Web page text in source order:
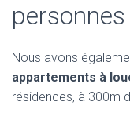
personnes
Nous avons
appartements à
résidences, à 300m